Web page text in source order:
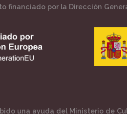
financiado por la Dirección
una ayuda del Ministerio de